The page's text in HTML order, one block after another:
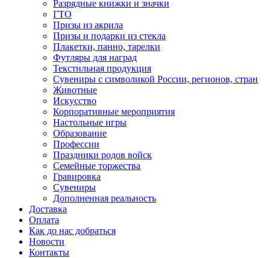
Разрядные книжки и значки
ГТО
Призы из акрила
Призы и подарки из стекла
Плакетки, панно, тарелки
Футляры для наград
Текстильная продукция
Сувениры с символикой России, регионов, стран
Животные
Искусство
Корпоративные мероприятия
Настольные игры
Образование
Профессии
Праздники родов войск
Семейные торжества
Гравировка
Сувениры
Дополненная реальность
Доставка
Оплата
Как до нас добраться
Новости
Контакты